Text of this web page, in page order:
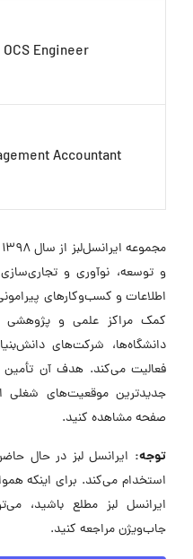
OCS Engineer
Accountant
و توسعه، نوآوری و
اطلاعات و کسب‌وکارهای
کمک مراکز علمی و پژوهشی
دانشگاه‌ها، شرکت‌های
جدیدترین موقعیت‌های شغلی
صفحه مشاهده کنید.
توجه:
استخدام می‌کند. برای اینکه
ایرانسل لبز مطلع باشید،
جاب‌ویژن مراجعه کنید.